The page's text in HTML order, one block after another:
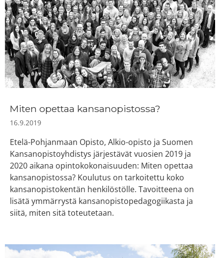
Miten opettaa kansanopistossa?
16.9.2019
Etelä-Pohjanmaan Opisto, Alkio-opisto ja Suomen
Kansanopistoyhdistys järjestävät vuosien 2019 ja
2020 aikana opintokokonaisuuden: Miten opettaa
kansanopistossa? Koulutus on tarkoitettu koko
kansanopistokentän henkilöstölle. Tavoitteena on
lisätä ymmärrystä kansanopistopedagogiikasta ja
siitä, miten sitä toteutetaan.